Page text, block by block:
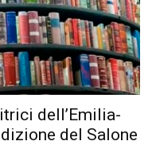
dell’Emilia-
del Salone